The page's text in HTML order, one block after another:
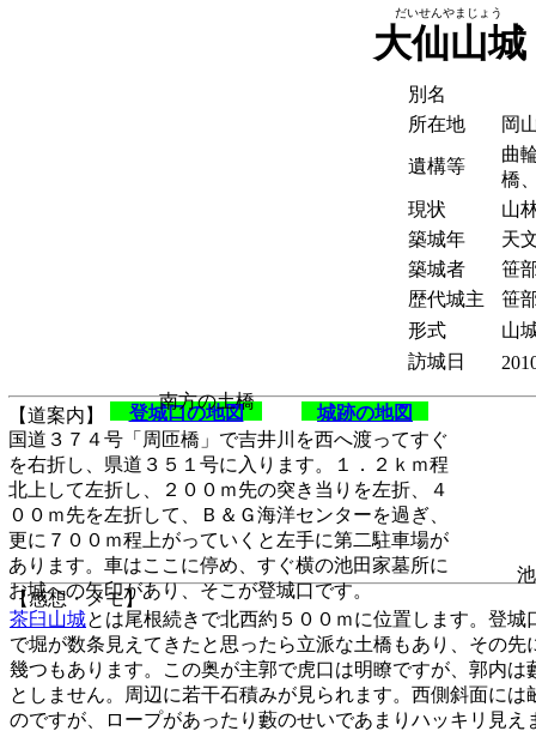
大仙山城
国道３７４号「周匝橋」で吉井川を西へ渡ってすぐ
を右折し、県道３５１号に入ります。１．２ｋｍ程
北上して左折し、２００ｍ先の突き当りを左折、４
００ｍ先を左折して、Ｂ＆Ｇ海洋センターを過ぎ、
更に７００ｍ程上がっていくと左手に第二駐車場が
あります。車はここに停め、すぐ横の池田家墓所に
お城への矢印があり、そこが登城口です。
【道案内】
別名
所在地
岡
遺構等
曲
橋
現状
山
築城年
天
築城者
笹
歴代城主
笹
形式
山
訪城日
【感想・メモ】
茶臼山城とは尾根続きで北西約５００ｍに位置します。登城
で堀が数条見えてきたと思ったら立派な土橋もあり、その先
幾つもあります。この奥が主郭で虎口は明瞭ですが、郭内は
としません。周辺に若干石積みが見られます。西側斜面には
のですが、ロープがあったり藪のせいであまりハッキリ見え
登城口の地図 城跡の地図
南方の土橋
だいせんやまじょう